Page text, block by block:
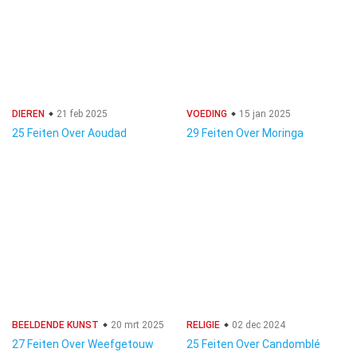
DIEREN 21 feb 2025
25 Feiten Over Aoudad
VOEDING 15 jan 2025
29 Feiten Over Moringa
BEELDENDE KUNST 20 mrt 2025
27 Feiten Over Weefgetouw
RELIGIE 02 dec 2024
25 Feiten Over Candomblé